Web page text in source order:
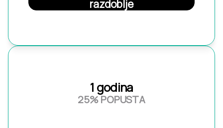
razdoblje
1 godina
25% POPUSTA